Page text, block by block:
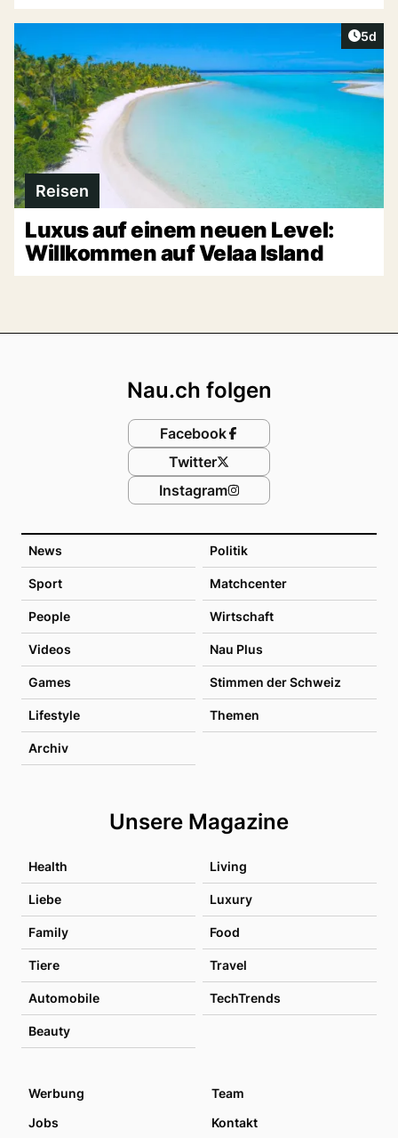
5d
Reisen
Luxus auf einem neuen Level:
Willkommen auf Velaa Island
News Politik
Sport Matchcenter
People Wirtschaft
Videos Nau Plus
Games Stimmen der Schweiz
Lifestyle Themen
Archiv
Unsere Magazine
Health Living
Liebe Luxury
Family Food
Tiere Travel
Automobile TechTrends
Beauty
Nau.ch folgen
Facebook
Twitter
Instagram
Werbung
Team
Jobs
Kontakt